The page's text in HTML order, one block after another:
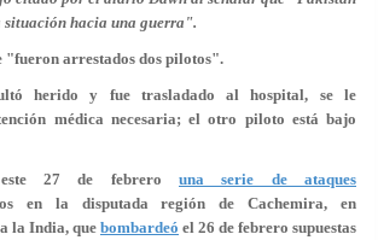
situación hacia una guerra".
"fueron arrestados dos pilotos".
herido y fue trasladado al hospital, se le
médica necesaria; el otro piloto está bajo
este 27 de febrero una serie de ataques
en la disputada región de Cachemira, en
la India, que bombardeó el 26 de febrero supuestas